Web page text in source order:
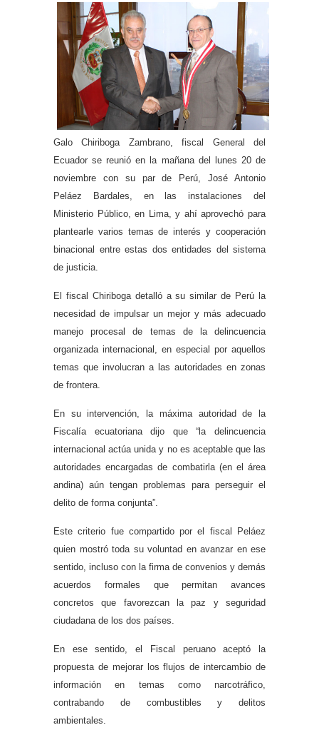
Galo Chiriboga Zambrano, fiscal General del
Ecuador se reunió en la mañana del lunes 20 de
noviembre con su par de Perú, José Antonio
Peláez Bardales, en las instalaciones del
Ministerio Público, en Lima, y ahí aprovechó para
plantearle varios temas de interés y cooperación
binacional entre estas dos entidades del sistema
de justicia.
El fiscal Chiriboga detalló a su similar de Perú la
necesidad de impulsar un mejor y más adecuado
manejo procesal de temas de la delincuencia
organizada internacional, en especial por aquellos
temas que involucran a las autoridades en zonas
de frontera.
En su intervención, la máxima autoridad de la
Fiscalía ecuatoriana dijo que “la delincuencia
internacional actúa unida y no es aceptable que las
autoridades encargadas de combatirla (en el área
andina) aún tengan problemas para perseguir el
delito de forma conjunta”.
Este criterio fue compartido por el fiscal Peláez
quien mostró toda su voluntad en avanzar en ese
sentido, incluso con la firma de convenios y demás
acuerdos formales que permitan avances
concretos que favorezcan la paz y seguridad
ciudadana de los dos países.
En ese sentido, el Fiscal peruano aceptó la
propuesta de mejorar los flujos de intercambio de
información en temas como narcotráfico,
contrabando de combustibles y delitos
ambientales.